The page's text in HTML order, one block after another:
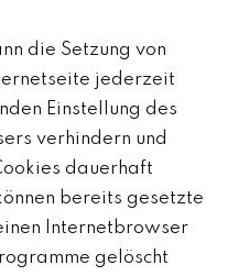
die Setzung von
jederzeit
Einstellung des
verhindern und
dauerhaft
bereits gesetzte
Internetbrowser
gelöscht